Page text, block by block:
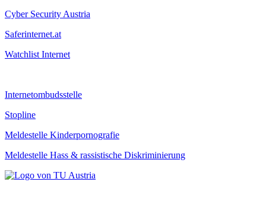
Cyber Security Austria
Saferinternet.at
Watchlist Internet
Internetombudsstelle
Stopline
Meldestelle Kinderpornografie
Meldestelle Hass & rassistische Diskriminierung